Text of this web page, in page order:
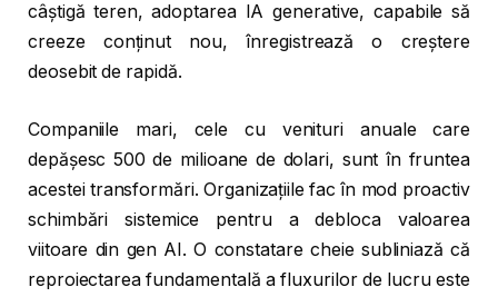
câștigă teren, adoptarea IA generative, capabile să
creeze conținut nou, înregistrează o creștere
deosebit de rapidă.
Companiile mari, cele cu venituri anuale care
depășesc 500 de milioane de dolari, sunt în fruntea
acestei transformări. Organizațiile fac în mod proactiv
schimbări sistemice pentru a debloca valoarea
viitoare din gen AI. O constatare cheie subliniază că
reproiectarea fundamentală a fluxurilor de lucru este